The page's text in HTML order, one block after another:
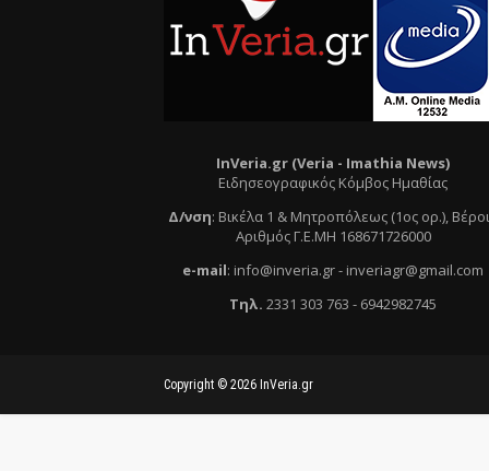
InVeria.gr (Veria - Ιmathia News)
Ειδησεογραφικός Κόμβος Ημαθίας
Δ/νση: Βικέλα 1 & Μητροπόλεως (1ος ορ.),
Αριθμός Γ.Ε.ΜΗ 168671726000
e-mail: info@inveria.gr- inveriagr@gmail.com
Τηλ. 2331 303 763 - 6942982745
Copyright © 2026 InVeria.gr